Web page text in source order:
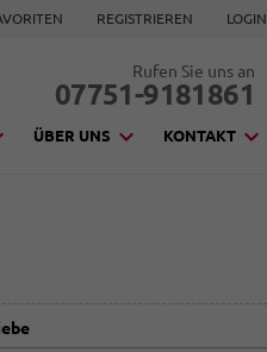
REGISTRIEREN LOGIN
Rufen Sie uns an
07751-9181861
ÜBER UNS KONTAKT